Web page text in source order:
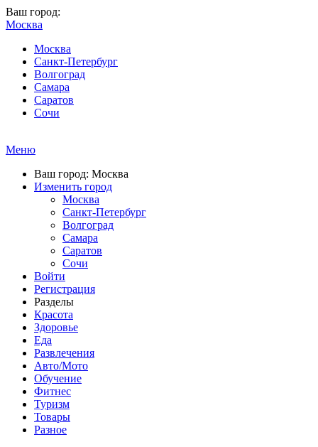
Ваш город:
Москва
Москва
Санкт-Петербург
Волгоград
Самара
Саратов
Сочи
Меню
Ваш город: Москва
Изменить город
Москва
Санкт-Петербург
Волгоград
Самара
Саратов
Сочи
Войти
Регистрация
Разделы
Красота
Здоровье
Еда
Развлечения
Авто/Мото
Обучение
Фитнес
Туризм
Товары
Разное